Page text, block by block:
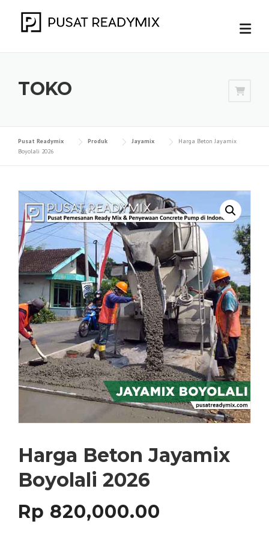
TOKO
Pusat Readymix Produk Jayamix
Harga Beton Jayamix
Boyolali 2026
Harga Beton Jayamix
Boyolali 2026
Rp 820,000.00